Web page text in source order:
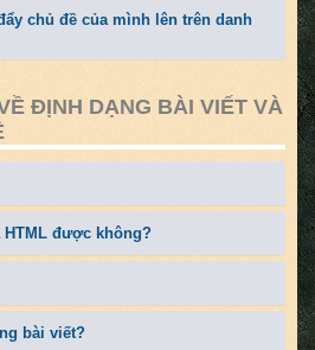
chủ đề của mình lên trên danh
ĐỊNH DẠNG BÀI VIẾT VÀ
được không?
bài viết?